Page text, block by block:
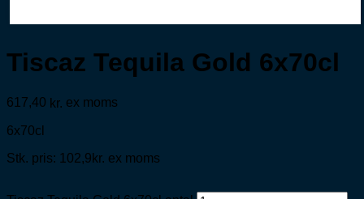
Tiscaz Tequila Gold 6x70cl
617,40 kr. ex moms
6x70cl
Stk. pris: 102,9kr. ex moms